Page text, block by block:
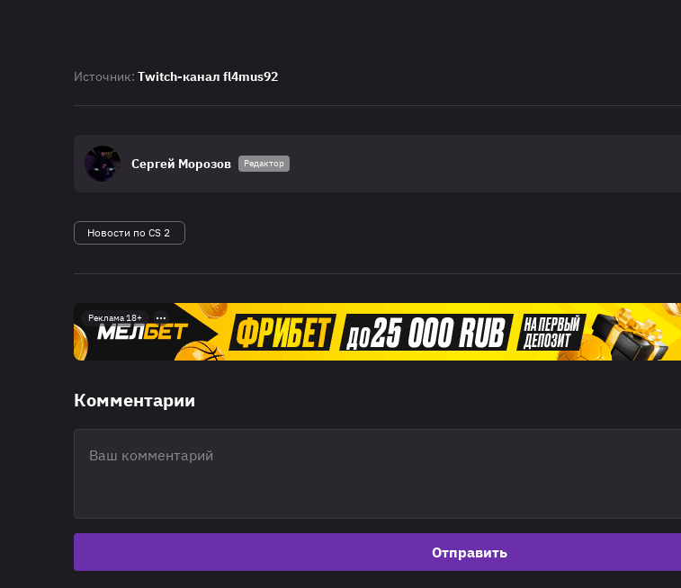
Источник: Twitch-канал fl4mus92
Сергей Морозов Редактор
Новости по CS 2
Реклама 18+
Комментарии
Отправить